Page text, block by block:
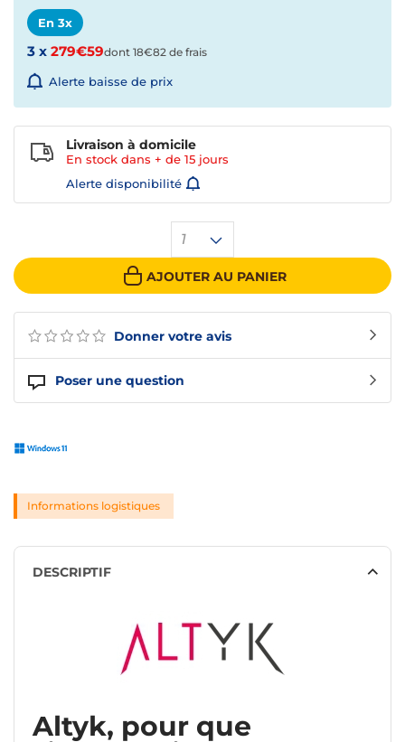
Donner votre avis
Poser une question
En 3x
3 x 279€59dont 18€82 de frais
Alerte baisse de prix
1
AJOUTER AU PANIER
Livraison à domicile
En stock dans + de 15 jours
Alerte disponibilité
Informations logistiques
DESCRIPTIF
Altyk, pour que